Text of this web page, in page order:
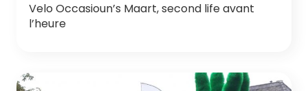
Velo Occasioun’s Maart, second life avant
l’heure